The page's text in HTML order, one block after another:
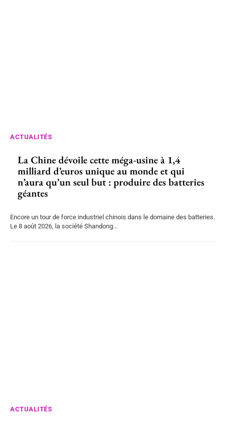
ACTUALITÉS
La Chine dévoile cette méga-usine à 1,4
milliard d’euros unique au monde et qui
n’aura qu’un seul but : produire des batteries
géantes
Encore un tour de force industriel chinois dans le domaine des batteries.
Le 8 août 2026, la société Shandong...
ACTUALITÉS